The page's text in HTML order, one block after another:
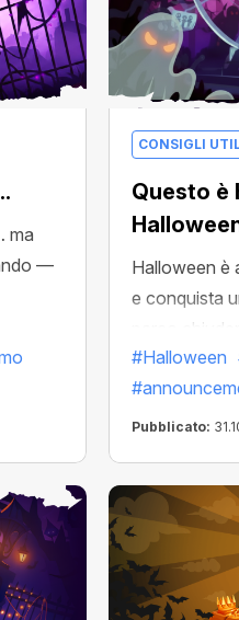
ma
—
CONSIGLI
Questo è
Halloween è
e conquista
parco
#Halloween
Pubblicato: